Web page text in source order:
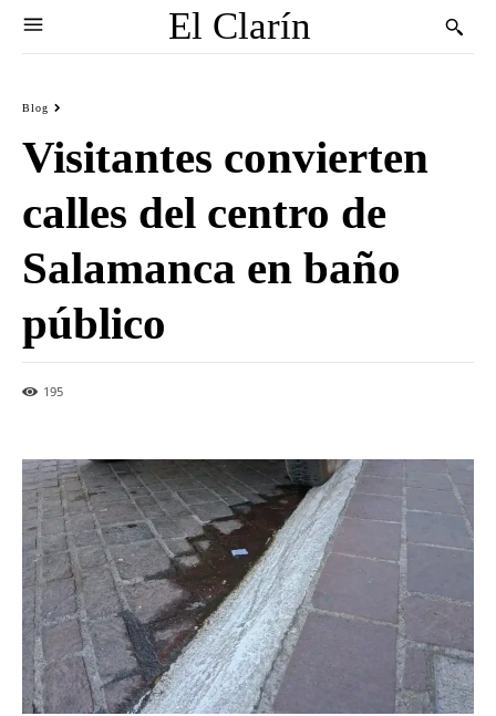
El Clarín
Blog
Visitantes convierten
calles del centro de
Salamanca en baño
público
195